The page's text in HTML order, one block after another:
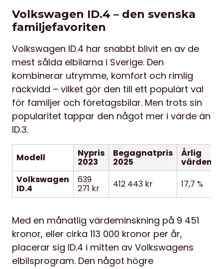
Volkswagen ID.4 – den svenska
familjefavoriten
Volkswagen ID.4 har snabbt blivit en av de
mest sålda elbilarna i Sverige. Den
kombinerar utrymme, komfort och rimlig
räckvidd – vilket gör den till ett populärt val
för familjer och företagsbilar. Men trots sin
popularitet tappar den något mer i värde än
ID.3.
Modell Nypris
2023
Begagnatpris
2025
Årlig
Volkswagen
ID.4
639
271 kr 412 443 kr 17,7 %
Med en månatlig värdeminskning på 9 451
kronor, eller cirka 113 000 kronor per år,
placerar sig ID.4 i mitten av Volkswagens
elbilsprogram. Den något högre